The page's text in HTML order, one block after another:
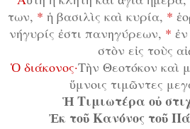
των, * ἡ βα­σι­λὶς καὶ κυ­ρί­α, *
νή­γυ­ρίς ἐ­στι πα­νη­γύ­ρε­ων, *
στὸν εἰς τοὺς
Ὁ δι­ά­κο­νος·Τὴν Θε­ο­τό­κον καὶ
ὕ­μνοις τι­μῶν­τες
Ἡ Τι­μι­ω­τέ­ρα οὐ
Ἐκ τοῦ Κα­νό­νος τοῦ